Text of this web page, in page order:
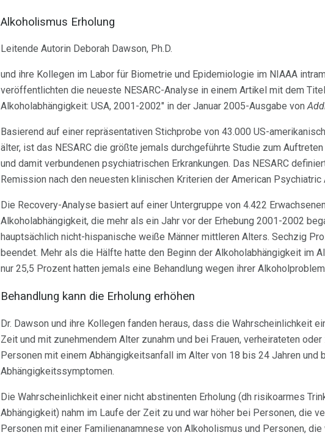
Alkoholismus Erholung
Leitende Autorin Deborah Dawson, Ph.D.
und ihre Kollegen im Labor für Biometrie und Epidemiologie im NIAAA
veröffentlichten die neueste NESARC-Analyse in einem Artikel mit dem
Alkoholabhängigkeit: USA, 2001-2002" in der Januar 2005-Ausgabe von
Basierend auf einer repräsentativen Stichprobe von 43.000 US-
älter, ist das NESARC die größte jemals durchgeführte Studie zum
und damit verbundenen psychiatrischen Erkrankungen. Das NESARC
Remission nach den neuesten klinischen Kriterien der American Psychiatric
Die Recovery-Analyse basiert auf einer Untergruppe von 4.422
Alkoholabhängigkeit, die mehr als ein Jahr vor der Erhebung 2001-2002
hauptsächlich nicht-hispanische weiße Männer mittleren Alters. Sechzig
beendet. Mehr als die Hälfte hatte den Beginn der Alkoholabhängigkeit im
nur 25,5 Prozent hatten jemals eine Behandlung wegen ihrer
Behandlung kann die Erholung erhöhen
Dr. Dawson und ihre Kollegen fanden heraus, dass die Wahrscheinlichkeit
Zeit und mit zunehmendem Alter zunahm und bei Frauen, verheirateten
Personen mit einem Abhängigkeitsanfall im Alter von 18 bis 24 Jahren und
Abhängigkeitssymptomen.
Die Wahrscheinlichkeit einer nicht abstinenten Erholung (dh risikoarmes
Abhängigkeit) nahm im Laufe der Zeit zu und war höher bei Personen, die
Personen mit einer Familienanamnese von Alkoholismus und Personen,